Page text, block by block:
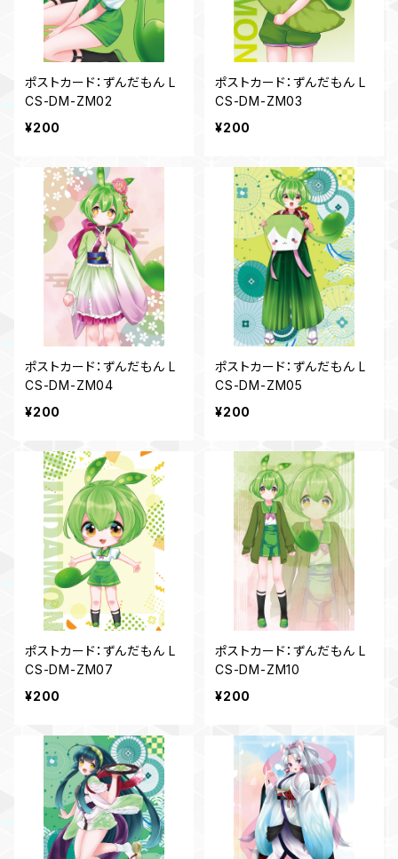
ポストカード：ずんだもん L
CS-DM-ZM02
¥200
ポストカード：ずんだもん L
CS-DM-ZM03
¥200
ポストカード：ずんだもん L
CS-DM-ZM04
¥200
ポストカード：ずんだもん L
CS-DM-ZM05
¥200
ポストカード：ずんだもん L
CS-DM-ZM07
¥200
ポストカード：ずんだもん L
CS-DM-ZM10
¥200